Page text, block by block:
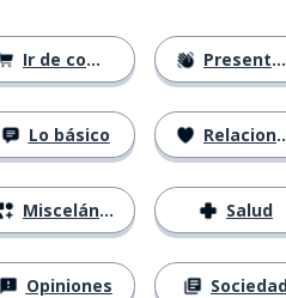
Ir de compras
Lo básico
Misceláneo
Opiniones
Presentándose
Relaciones
Salud